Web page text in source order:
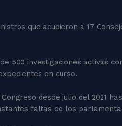
que acudieron a 17
500 investigaciones activas
en curso.
desde julio del 2021
faltas de los